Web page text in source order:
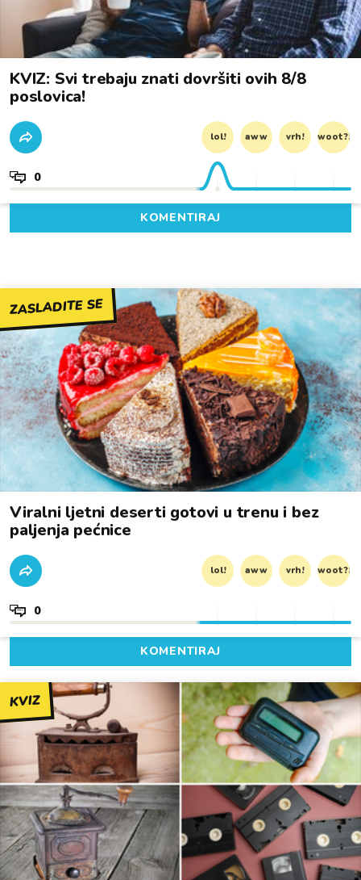
KVIZ: Svi trebaju znati dovršiti ovih 8/8
poslovica!
lol! aww vrh! woot?!
0
KOMENTIRAJ
ZASLADITE SE
Viralni ljetni deserti gotovi u trenu i bez
paljenja pećnice
lol! aww vrh! woot?!
0
KOMENTIRAJ
KVIZ